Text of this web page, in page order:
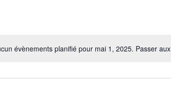
Notice
évènements planifié pour mai 1, 2025. Passer aux